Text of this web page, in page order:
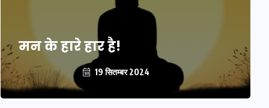
मन के हारे हार है!
19 सितम्बर 2024